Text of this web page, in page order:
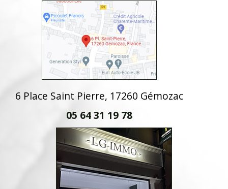
6 Place Saint Pierre, 17260 Gémozac
05 64 31 19 78